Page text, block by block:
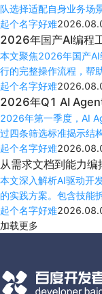
队选择适配自身业务场
起个名字好难
2026年国产AI编程
本文聚焦2026年国产AI
行的完整操作流程，帮
起个名字好难
2026年Q1 AI
2026年第一季度，AI
过四条筛选标准揭示结
起个名字好难
从需求文档到能力
本文深入解析AI驱动开
的实践方案。包含技能
起个名字好难
加载更多